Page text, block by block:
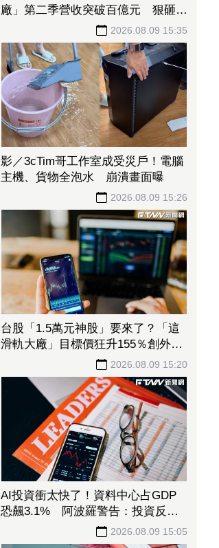
廠」第二季營收突破百億元 狠砸
2026.08.09 15:35
影／3cTim哥工作室成受災戶！電腦
主機、貨物全泡水 崩潰畫面曝
2026.08.09 15:26
台股「1.5萬元神股」要來了？「這
滑軌大廠」目標價狂升155％創外資
天價 毛利率更上看90％2026.08.09 15:20
AI投資衝太快了！資料中心占GDP
恐飆3.1% 阿波羅警告：投資反轉
恐重演「次貸式衝擊」2026.08.09 15:05